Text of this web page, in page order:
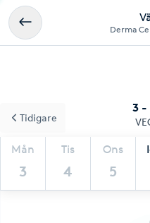
Derma
3 -
Mån
3
Tis
4
Ons
5
Tidigare